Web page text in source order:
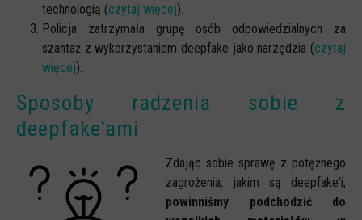
technologią (czytaj więcej).
Policja zatrzymała grupę osób odpowiedzialnych za
szantaż z wykorzystaniem deepfake jako narzędzia (czytaj
więcej).
Sposoby radzenia sobie z
deepfake'ami
Zdając sobie sprawę z potężnego
zagrożenia, jakim są deepfake'i,
powinniśmy podchodzić do